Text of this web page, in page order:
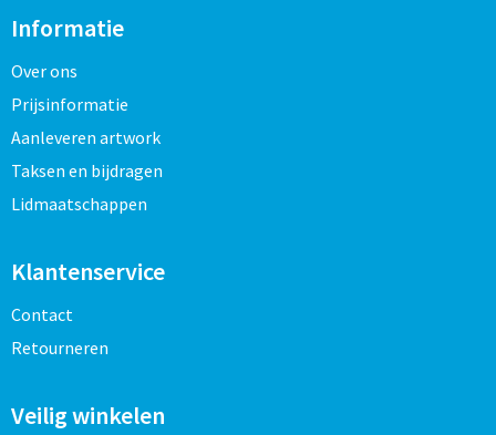
Informatie
Over ons
Prijsinformatie
Aanleveren artwork
Taksen en bijdragen
Lidmaatschappen
Klantenservice
Contact
Retourneren
Veilig winkelen